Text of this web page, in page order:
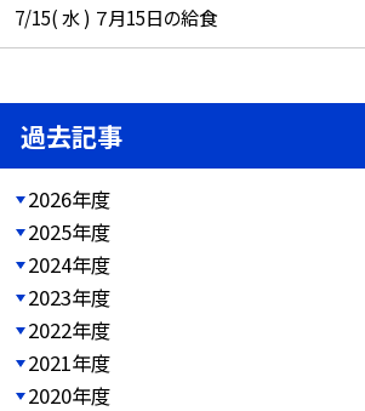
7/15( 水 ) ７月15日の給食
過去記事
2026年度
2025年度
2024年度
2023年度
2022年度
2021年度
2020年度